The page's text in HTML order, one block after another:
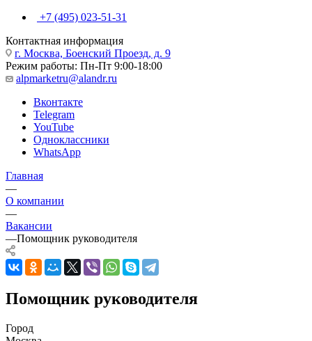
+7 (495) 023-51-31
Контактная информация
г. Москва, Боенский Проезд, д. 9
Режим работы: Пн-Пт 9:00-18:00
alpmarketru@alandr.ru
Вконтакте
Telegram
YouTube
Одноклассники
WhatsApp
Главная
—
О компании
—
Вакансии
—Помощник руководителя
Помощник руководителя
Город